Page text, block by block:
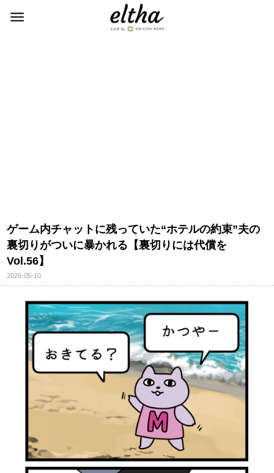
ゲーム内チャットに残っていた“ホテルの約束”夫の
裏切りがついに暴かれる【裏切りには代償を
Vol.56】
2026-05-10